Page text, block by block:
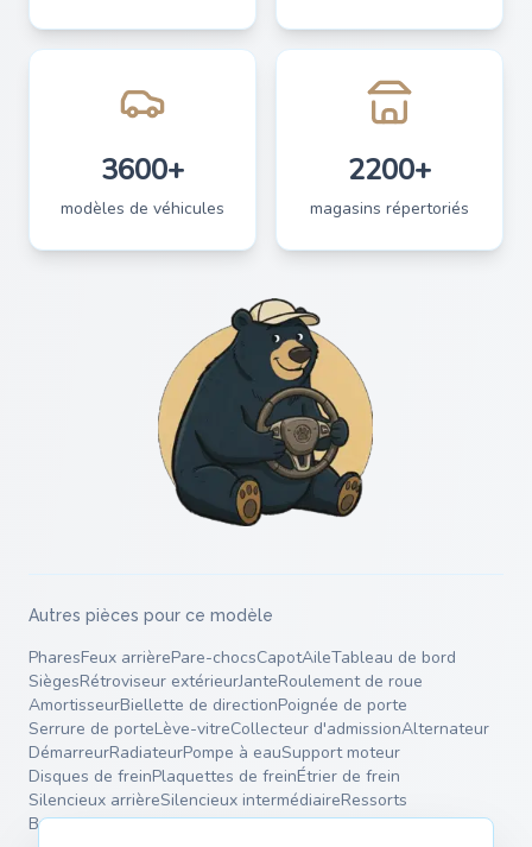
3600+
modèles de véhicules
2200+
magasins répertoriés
Autres pièces pour ce modèle
PharesFeux arrièrePare-chocsCapotAileTableau de bord
SiègesRétroviseur extérieurJanteRoulement de roue
AmortisseurBiellette de directionPoignée de porte
Serrure de porteLève-vitreCollecteur d'admissionAlternateur
DémarreurRadiateurPompe à eauSupport moteur
Disques de freinPlaquettes de freinÉtrier de frein
Silencieux arrièreSilencieux intermédiaireRessorts
Bras de suspension